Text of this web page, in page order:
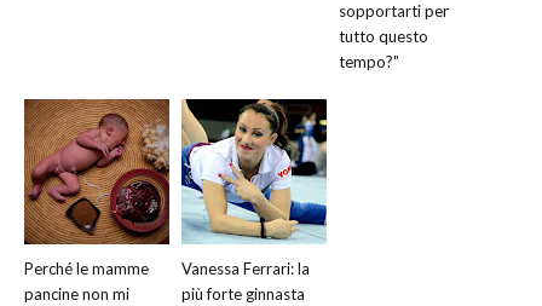
sopportarti per
tutto questo
tempo?"
Perché le mamme
pancine non mi
Vanessa Ferrari: la
più forte ginnasta